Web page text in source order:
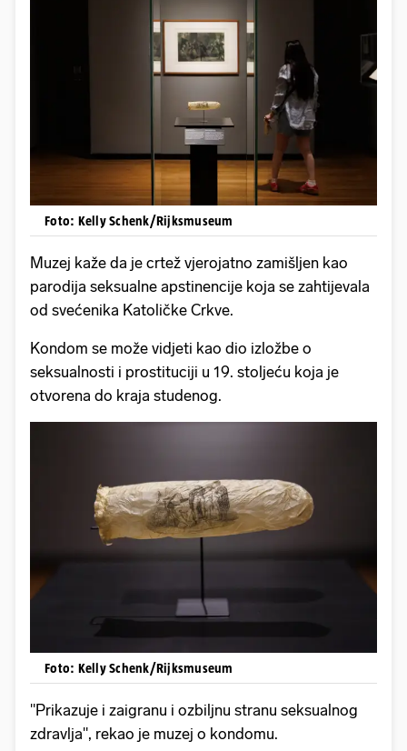
Foto: Kelly Schenk/Rijksmuseum
Muzej kaže da je crtež vjerojatno zamišljen kao
parodija seksualne apstinencije koja se zahtijevala
od svećenika Katoličke Crkve.
Kondom se može vidjeti kao dio izložbe o
seksualnosti i prostituciji u 19. stoljeću koja je
otvorena do kraja studenog.
Foto: Kelly Schenk/Rijksmuseum
"Prikazuje i zaigranu i ozbiljnu stranu seksualnog
zdravlja", rekao je muzej o kondomu.